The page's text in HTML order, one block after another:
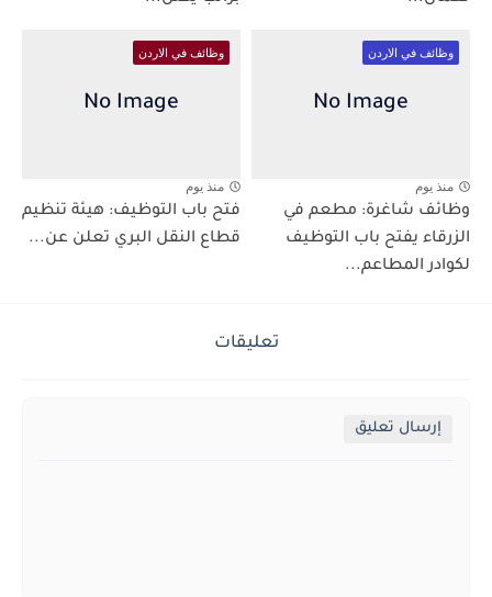
وظائف في الاردن
منذ يوم
وظائف شاغرة: مطعم في
الزرقاء يفتح باب التوظيف
لكوادر المطاعم...
وظائف في الاردن
منذ يوم
فتح باب التوظيف: هيئة تنظيم
قطاع النقل البري تعلن عن...
تعليقات
إرسال تعليق